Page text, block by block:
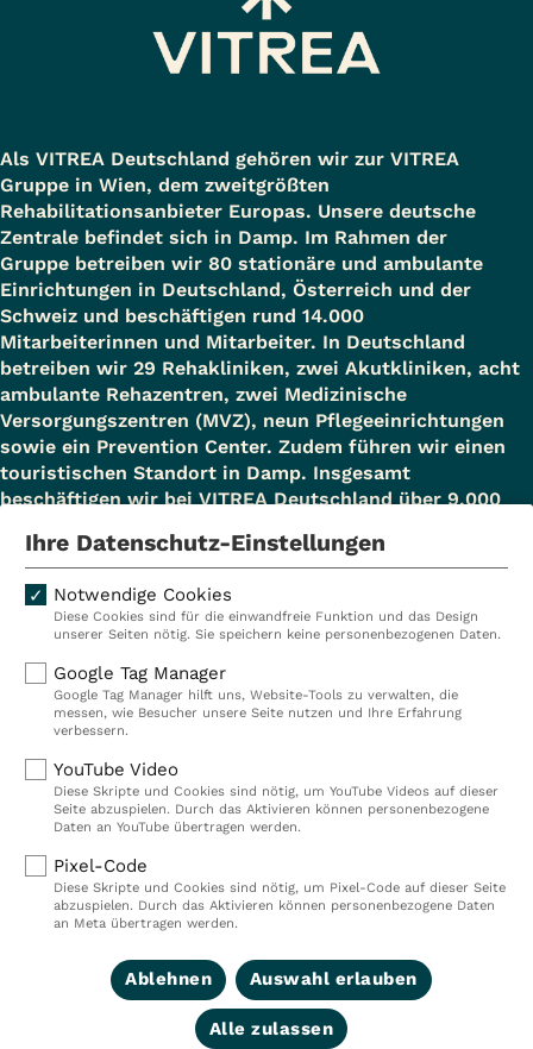
Als VITREA Deutschland gehören wir zur VITREA
Gruppe in Wien, dem zweitgrößten
Rehabilitationsanbieter Europas. Unsere deutsche
Zentrale befindet sich in Damp. Im Rahmen der
Gruppe betreiben wir 80 stationäre und ambulante
Einrichtungen in Deutschland, Österreich und der
Schweiz und beschäftigen rund 14.000
Mitarbeiterinnen und Mitarbeiter. In Deutschland
betreiben wir 29 Rehakliniken, zwei Akutkliniken, acht
ambulante Rehazentren, zwei Medizinische
Versorgungszentren (MVZ), neun Pflegeeinrichtungen
sowie ein Prevention Center. Zudem führen wir einen
touristischen Standort in Damp. Insgesamt
beschäftigen wir bei VITREA Deutschland über 9.000
Kliniken
Ambulant
Reha
Prävention
Karriere
VITREA Deutschland
IMPRESSUM
HINWEISGEBERSYSTEM
AUFSICHTSBEHÖRDEN
Ihre Datenschutz-Einstellungen
Notwendige Cookies
Diese Cookies sind für die einwandfreie Funktion und das Design
unserer Seiten nötig. Sie speichern keine personenbezogenen Daten.
Google Tag Manager
Google Tag Manager hilft uns, Website-Tools zu verwalten, die
messen, wie Besucher unsere Seite nutzen und Ihre Erfahrung
verbessern.
YouTube Video
Diese Skripte und Cookies sind nötig, um YouTube Videos auf dieser
Seite abzuspielen. Durch das Aktivieren können personenbezogene
Daten an YouTube übertragen werden.
Pixel-Code
Diese Skripte und Cookies sind nötig, um Pixel-Code auf dieser Seite
abzuspielen. Durch das Aktivieren können personenbezogene Daten
an Meta übertragen werden.
Ablehnen Auswahl erlauben
Alle zulassen